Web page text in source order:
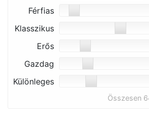
Férfias
Klasszikus
Erős
Gazdag
Különleges
Összesen